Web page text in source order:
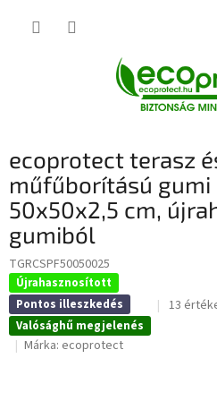
ecoprotect terasz
műfűborítású gumi
50x50x2,5 cm,
gumiból
TGRCSPF50050025
Újrahasznosított
Pontos illeszkedés
Valósághű megjelenés
A
13
Márka: ecoprotect